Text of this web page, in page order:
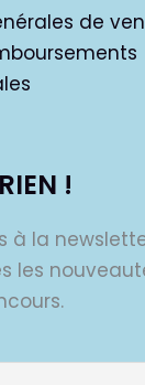
de
!
à la
les